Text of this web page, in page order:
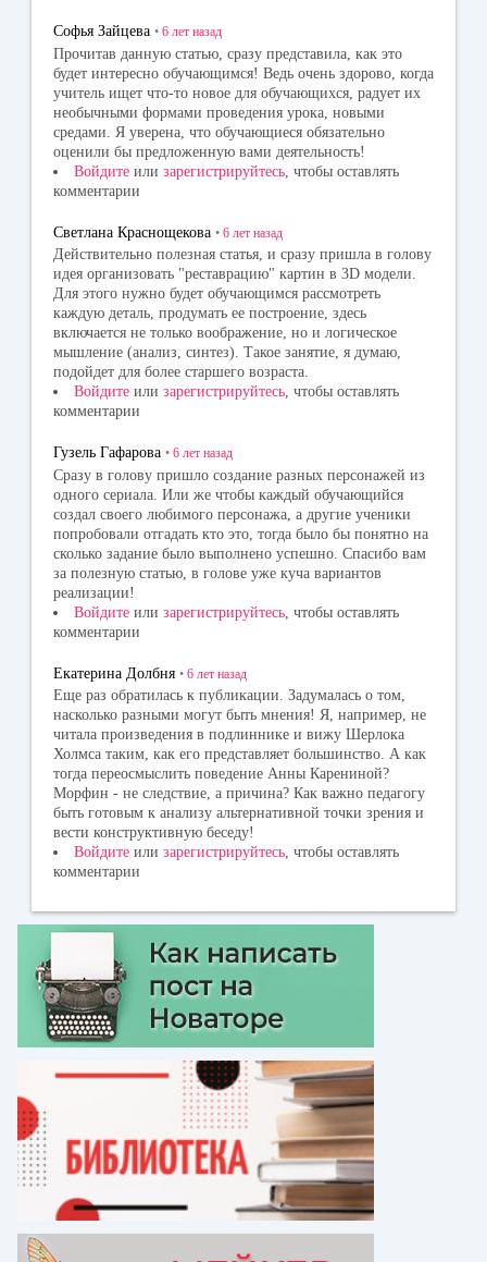
Софья Зайцева • 6 лет назад
Прочитав данную статью, сразу представила, как это
будет интересно обучающимся! Ведь очень здорово, когда
учитель ищет что-то новое для обучающихся, радует их
необычными формами проведения урока, новыми
средами. Я уверена, что обучающиеся обязательно
оценили бы предложенную вами деятельность!
Войдите или зарегистрируйтесь , чтобы оставлять
комментарии
Светлана Краснощекова • 6 лет назад
Действительно полезная статья, и сразу пришла в голову
идея организовать "реставрацию" картин в 3D модели.
Для этого нужно будет обучающимся рассмотреть
каждую деталь, продумать ее построение, здесь
включается не только воображение, но и логическое
мышление (анализ, синтез). Такое занятие, я думаю,
подойдет для более старшего возраста.
Войдите или зарегистрируйтесь, чтобы оставлять
комментарии
Гузель Гафарова • 6 лет назад
Сразу в голову пришло создание разных персонажей из
одного сериала. Или же чтобы каждый обучающийся
создал своего любимого персонажа, а другие ученики
попробовали отгадать кто это, тогда было бы понятно на
сколько задание было выполнено успешно. Спасибо вам
за полезную статью, в голове уже куча вариантов
реализации!
Войдите или зарегистрируйтесь , чтобы оставлять
комментарии
Екатерина Долбня • 6 лет назад
Еще раз обратилась к публикации. Задумалась о том,
насколько разными могут быть мнения! Я, например, не
читала произведения в подлиннике и вижу Шерлока
Холмса таким, как его представляет большинство. А как
тогда переосмыслить поведение Анны Карениной?
Морфин - не следствие, а причина? Как важно педагогу
быть готовым к анализу альтернативной точки зрения и
вести конструктивную беседу!
Войдите или зарегистрируйтесь, чтобы оставлять
комментарии